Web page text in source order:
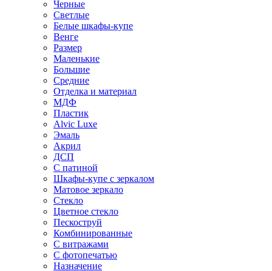
Черные
Светлые
Белые шкафы-купе
Венге
Размер
Маленькие
Большие
Средние
Отделка и материал
МДФ
Пластик
Alvic Luxe
Эмаль
Акрил
ДСП
С патиной
Шкафы-купе с зеркалом
Матовое зеркало
Стекло
Цветное стекло
Пескоструй
Комбинированные
С витражами
С фотопечатью
Назначение